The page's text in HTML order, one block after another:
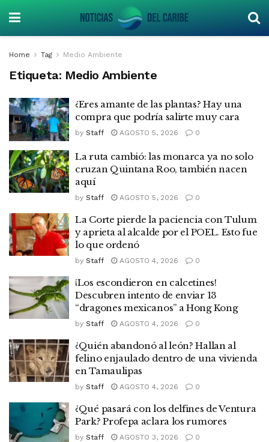
Home Tag Medio Ambiente
Etiqueta: Medio Ambiente
¿Eres amante de las plantas? Hay una
compra que podría salirte muy cara
by Staff AGOSTO 5, 2026 0
La ruta cambió: las monarca ya no solo
cruzan Quintana Roo, también nacen
aquí
by Staff AGOSTO 5, 2026 0
La Corte pierde la paciencia con Tulum
y aprieta al alcalde por el POEL. Esto fue
lo que ordenó
by Staff AGOSTO 4, 2026 0
¡Los escondieron en calcetines!
Descubren intento de enviar 13
“dragones mexicanos” a Hong Kong
by Staff AGOSTO 4, 2026 0
¿Quién abandonó al león? Hallan al
felino enjaulado dentro de una vivienda
en Tamaulipas
by Staff AGOSTO 4, 2026 0
¿Qué pasará con los delfines de Ventura
Park? Profepa aclara los rumores
by Staff AGOSTO 3, 2026 0